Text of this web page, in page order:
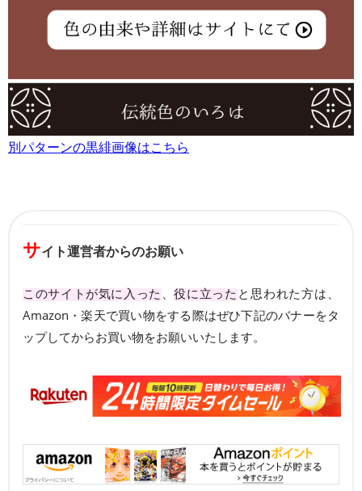
別パターンの黒緋画像はこちら
サイト運営者からのお願い
このサイトが気に入った 、 役に立った と思われた方は、
Amazon・楽天で買い物をする際はぜひ下記のバナーをタ
ップしてからお買い物をお願いいたします。